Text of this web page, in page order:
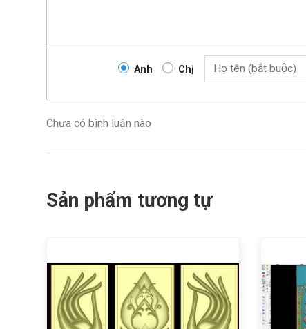
Anh Chị
Chưa có bình luận nào
Sản phẩm tương tự